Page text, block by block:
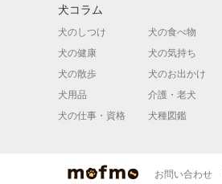
犬コラム
犬のしつけ 犬の食べ物
犬の健康
犬の気持ち
犬の散歩
犬のお出かけ
犬用品
介護・老犬
犬の仕事・資格
犬種図鑑
お問い合わせ